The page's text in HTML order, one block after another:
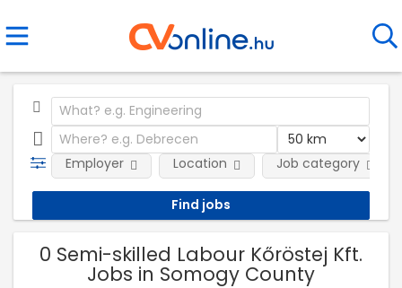
Employer Location Job category
0 Semi-skilled Labour Kőröstej Kft.
Jobs in Somogy County